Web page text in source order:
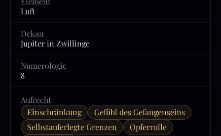
Luft
Dekan
Jupiter in Zwillinge
Numerologie
8
Aufrecht
Einschränkung
Gefühl des Gefangenseins
Selbstauferlegte Grenzen
Opferrolle